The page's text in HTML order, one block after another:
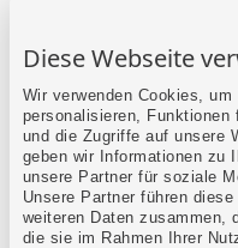
Diese Webseite
Wir verwenden Cookies,
personalisieren,
und die Zugriffe auf unsere
geben wir Informationen zu
unsere Partner für soziale
Unsere Partner führen
weiteren Daten zusammen,
die sie im Rahmen Ihrer
Mehr erfahren